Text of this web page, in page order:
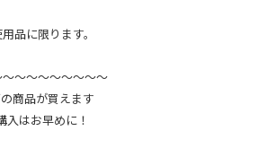
品に限ります。
～～～～～～～～
商品が買えます
入はお早めに！